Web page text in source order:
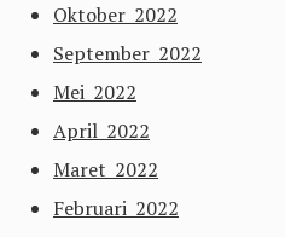
Oktober 2022
September 2022
Mei 2022
April 2022
Maret 2022
Februari 2022